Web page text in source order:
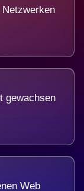
gewachsen
Web